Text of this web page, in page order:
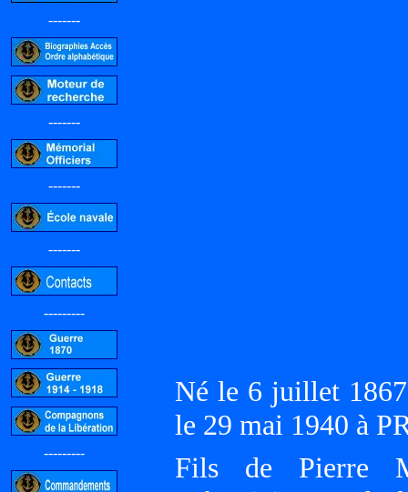
-------
-------
-------
-------
---------
---------
Né le 6 juillet
le 29 mai 1940 à
Fils de Pierre